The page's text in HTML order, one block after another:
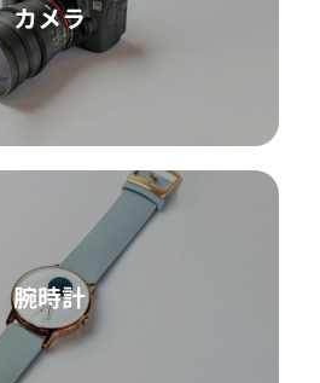
カメラ
腕時計